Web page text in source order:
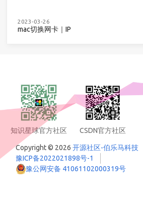
2023-03-26
mac切换网卡｜IP
知识星球官方社区 CSDN官方社区
Copyright © 2026 开源社区-伯乐马科技
豫ICP备2022021898号-1
豫公网安备 41061102000319号